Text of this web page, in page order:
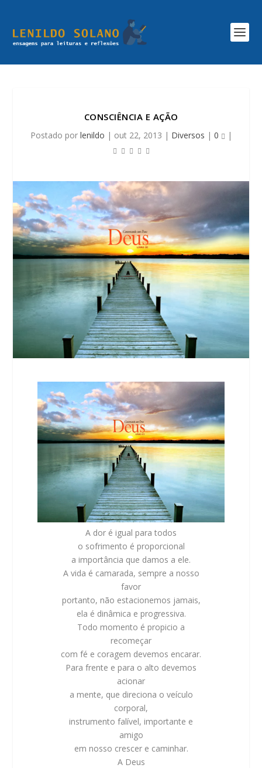
CONSCIÊNCIA E AÇÃO
Postado por lenildo | out 22, 2013 | Diversos | 0 |
A dor é igual para todos
o sofrimento é proporcional
a importância que damos a ele.
A vida é camarada, sempre a nosso
favor
portanto, não estacionemos jamais,
ela é dinâmica e progressiva.
Todo momento é propicio a
recomeçar
com fé e coragem devemos encarar.
Para frente e para o alto devemos
acionar
a mente, que direciona o veículo
corporal,
instrumento falível, importante e
amigo
em nosso crescer e caminhar.
A Deus